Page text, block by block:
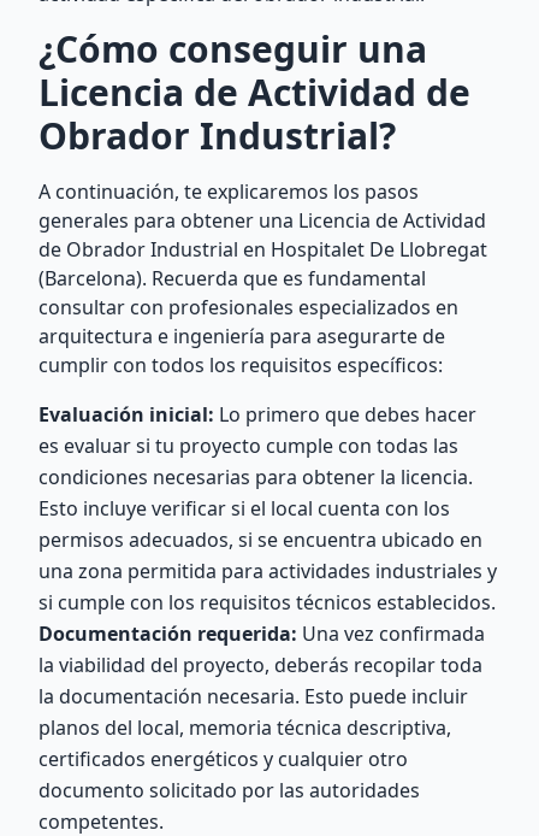
¿Cómo conseguir una
Licencia de Actividad de
Obrador Industrial?
A continuación, te explicaremos los pasos
generales para obtener una Licencia de Actividad
de Obrador Industrial en Hospitalet De Llobregat
(Barcelona). Recuerda que es fundamental
consultar con profesionales especializados en
arquitectura e ingeniería para asegurarte de
cumplir con todos los requisitos específicos:
Evaluación inicial: Lo primero que debes hacer
es evaluar si tu proyecto cumple con todas las
condiciones necesarias para obtener la licencia.
Esto incluye verificar si el local cuenta con los
permisos adecuados, si se encuentra ubicado en
una zona permitida para actividades industriales y
si cumple con los requisitos técnicos establecidos.
Documentación requerida: Una vez confirmada
la viabilidad del proyecto, deberás recopilar toda
la documentación necesaria. Esto puede incluir
planos del local, memoria técnica descriptiva,
certificados energéticos y cualquier otro
documento solicitado por las autoridades
competentes.